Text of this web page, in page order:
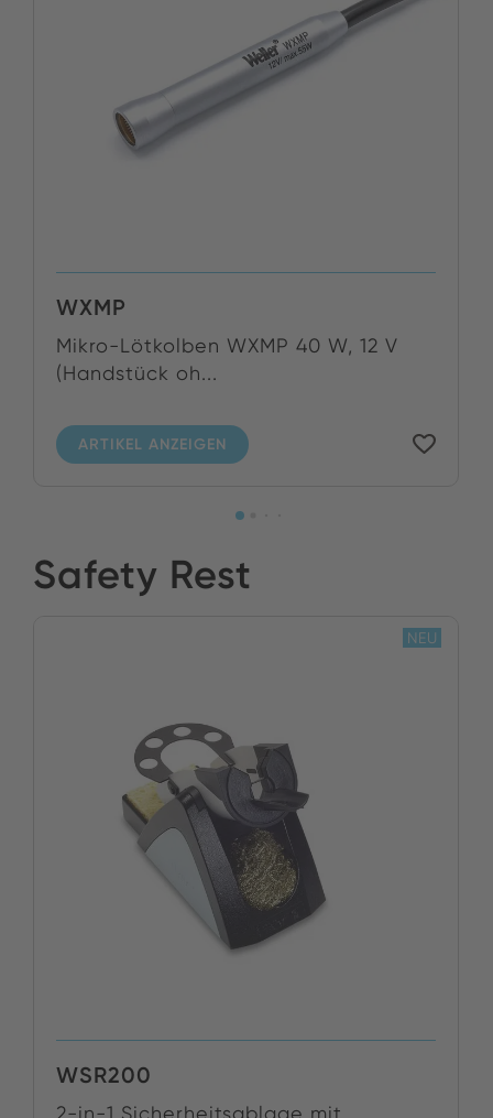
WXMP
Mikro-Lötkolben WXMP 40 W, 12 V
(Handstück oh...
ARTIKEL ANZEIGEN
Safety Rest
WSR200
2-in-1 Sicherheitsablage mit
NEU